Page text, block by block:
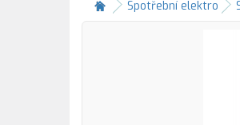
Spotřební elektro